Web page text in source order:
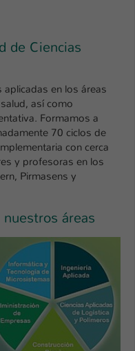
de Ciencias
aplicadas en los áreas
así como
Formamos a
70 ciclos de
con cerca
y profesoras en los
Pirmasens y
áreas
der Webseiten-
Es speichert im Fall
Benutzer
und es wird ihm
Bereichen